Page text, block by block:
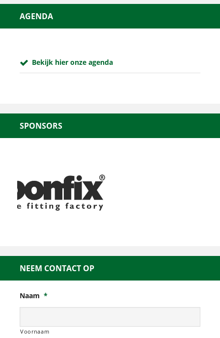
AGENDA
Bekijk hier onze agenda
SPONSORS
NEEM CONTACT OP
Naam *
Voornaam